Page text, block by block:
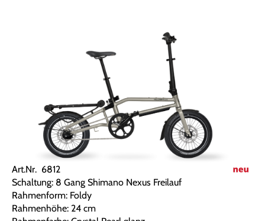
Art.Nr. 6812
Schaltung: 8 Gang Shimano Nexus Freilauf
Rahmenform: Foldy
Rahmenhöhe: 24 cm